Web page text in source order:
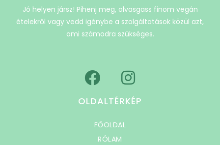
Jó helyen jársz! Pihenj meg, olvasgass finom vegán
ételekről vagy vedd igénybe a szolgáltatások közül azt,
ami számodra szükséges.
OLDALTÉRKÉP
FŐOLDAL
RÓLAM